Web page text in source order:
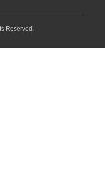
Reserved.